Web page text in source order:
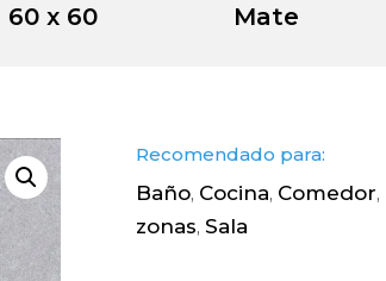
60 x 60 Mate
Recomendado para:
Baño, Cocina, Comedor,
zonas, Sala